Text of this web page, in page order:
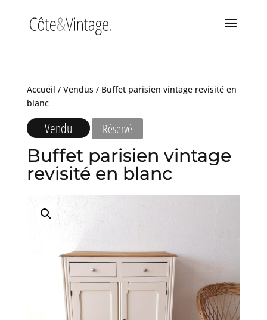
Accueil / Vendus/ Buffet parisien vintage revisité en
blanc
Vendu Réservé
Buffet parisien vintage
revisité en blanc